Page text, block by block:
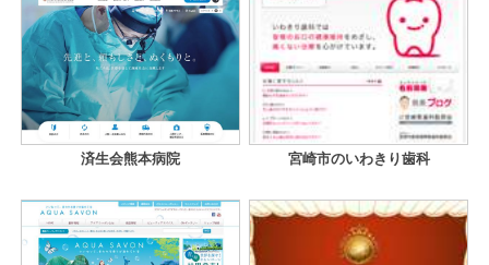
済生会熊本病院 宮崎市のいわきり歯科